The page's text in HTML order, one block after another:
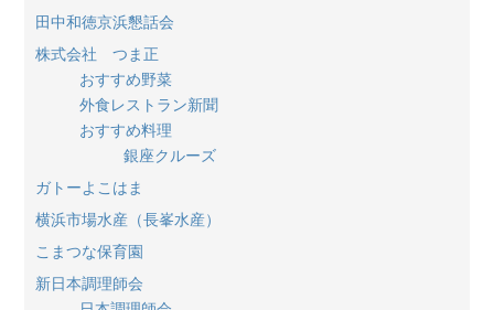
田中和徳京浜懇話会
株式会社 つま正
おすすめ野菜
外食レストラン新聞
おすすめ料理
銀座クルーズ
ガトーよこはま
横浜市場水産（長峯水産）
こまつな保育園
新日本調理師会